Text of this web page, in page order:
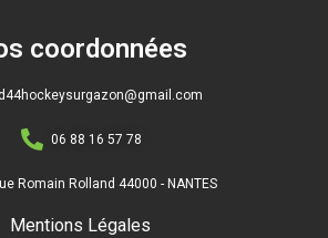
coordonnées
06 88 16 57 78
Romain Rolland 44000 - NANTES
Mentions Légales